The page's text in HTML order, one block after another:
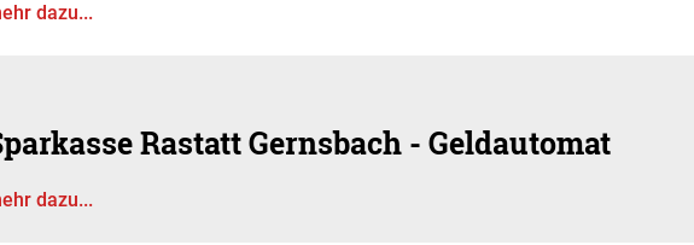
dazu...
Rastatt Gernsbach - Geldautomat
dazu...